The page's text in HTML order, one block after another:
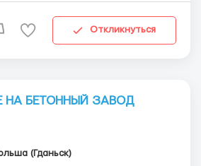
Откликнуться
НА БЕТОННЫЙ ЗАВОД
(Гданьск)